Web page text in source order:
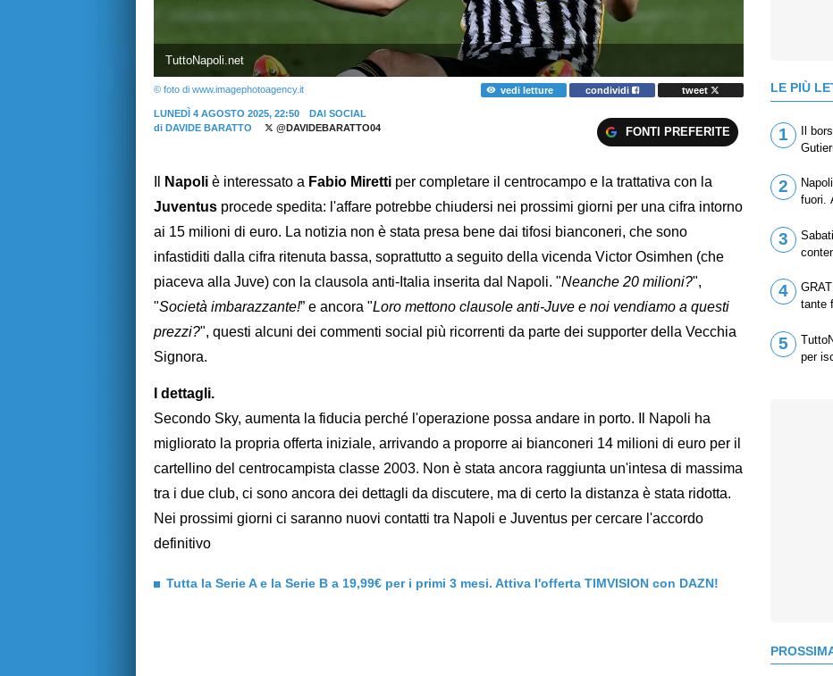
TuttoNapoli.net
© foto di www.imagephotoagency.it vedi letture condividi tweet
LUNEDÌ 4 AGOSTO 2025, 22:50
DAI SOCIAL
di DAVIDE BARATTO @DAVIDEBARATTO04 FONTI PREFERITE
Napoli è interessato a Fabio Miretti per completare il centrocampo e la trattativa con la
Juventus procede spedita: l'affare potrebbe chiudersi nei prossimi giorni per una cifra intorno
ai 15 milioni di euro. La notizia non è stata presa bene dai tifosi bianconeri, che sono
infastiditi dalla cifra ritenuta bassa, soprattutto a seguito della vicenda Victor Osimhen (che
piaceva alla Juve) con la clausola anti-Italia inserita dal Napoli. "Neanche 20 milioni?",
"Società imbarazzante!” e ancora "Loro mettono clausole anti-Juve e noi vendiamo a questi
prezzi?", questi alcuni dei commenti social più ricorrenti da parte dei supporter della Vecchia
Signora.
I dettagli.
Secondo Sky, aumenta la fiducia perché l'operazione possa andare in porto. Il Napoli ha
migliorato la propria offerta iniziale, arrivando a proporre ai bianconeri 14 milioni di euro per il
cartellino del centrocampista classe 2003. Non è stata ancora raggiunta un'intesa di massima
tra i due club, ci sono ancora dei dettagli da discutere, ma di certo la distanza è stata ridotta.
Nei prossimi giorni ci saranno nuovi contatti tra Napoli e Juventus per cercare l'accordo
definitivo
Tutta la Serie A e la Serie B a 19,99€ per i primi 3 mesi. Attiva l'offerta TIMVISION con DAZN!
LE PIÙ
1
Il
2
fuori.
3
4
tante
5
per